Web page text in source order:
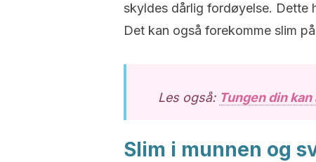
skyldes dårlig fordøyelse. Dette
Det kan også forekomme slim
Les også: Tungen din
Slim i munnen og